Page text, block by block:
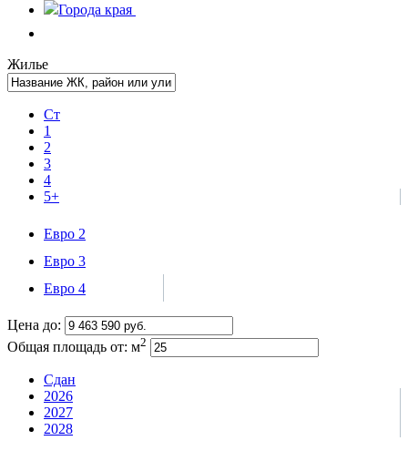
Города края
Жилье
Ст
1
2
3
4
5+
Евро 2
Евро 3
Евро 4
Цена до:
Общая площадь от: м2
Сдан
2026
2027
2028